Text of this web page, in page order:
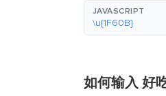
JAVASCRIPT
\u{1F60B}
如何输入 好